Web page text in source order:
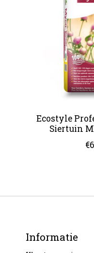
Ecostyle
Siertuin
Informatie